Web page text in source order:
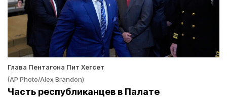
Глава Пентагона Пит Хегсет
(AP Photo/Alex Brandon)
Часть республиканцев в Палате